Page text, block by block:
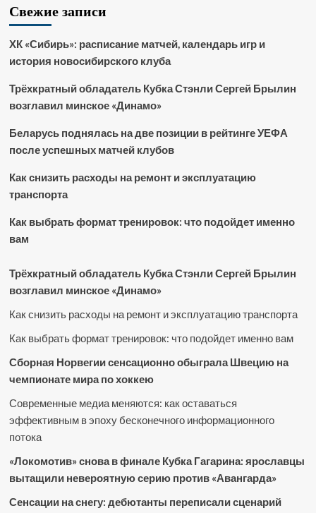
Свежие записи
ХК «Сибирь»: расписание матчей, календарь игр и
история новосибирского клуба
Трёхкратный обладатель Кубка Стэнли Сергей Брылин
возглавил минское «Динамо»
Беларусь поднялась на две позиции в рейтинге УЕФА
после успешных матчей клубов
Как снизить расходы на ремонт и эксплуатацию
транспорта
Как выбрать формат тренировок: что подойдет именно
вам
Трёхкратный обладатель Кубка Стэнли Сергей Брылин
возглавил минское «Динамо»
Как снизить расходы на ремонт и эксплуатацию транспорта
Как выбрать формат тренировок: что подойдет именно вам
Сборная Норвегии сенсационно обыграла Швецию на
чемпионате мира по хоккею
Современные медиа меняются: как оставаться
эффективным в эпоху бесконечного информационного
потока
«Локомотив» снова в финале Кубка Гагарина: ярославцы
вытащили невероятную серию против «Авангарда»
Сенсации на снегу: дебютанты переписали сценарий